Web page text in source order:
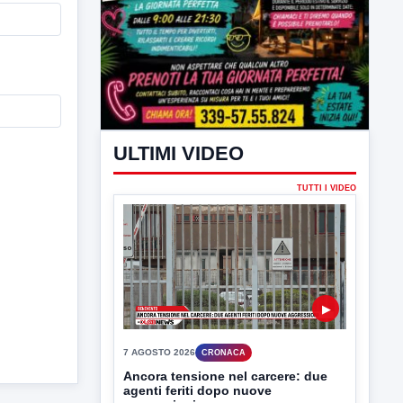
ULTIMI VIDEO
TUTTI I VIDEO